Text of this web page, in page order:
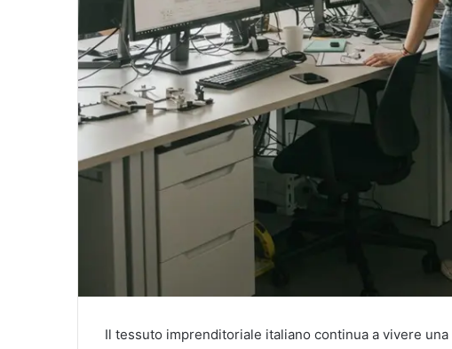
Il tessuto imprenditoriale italiano continua a vivere